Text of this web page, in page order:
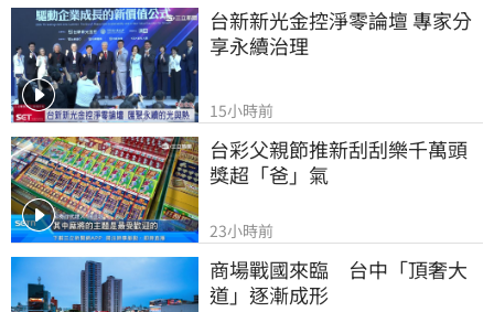
台新新光金控淨零論壇 專家分
享永續治理
15小時前
台彩父親節推新刮刮樂千萬頭
獎超「爸」氣
23小時前
商場戰國來臨　台中「頂奢大
道」逐漸成形